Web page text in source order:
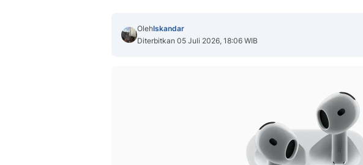
OlehIskandar
Diterbitkan 05 Juli 2026, 18:06 WIB